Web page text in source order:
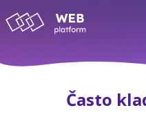
Často